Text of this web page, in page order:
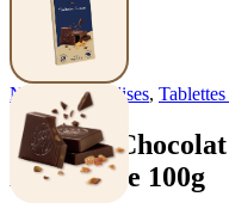
Nos gourmandises,
Tablette
Feuilletine 100g